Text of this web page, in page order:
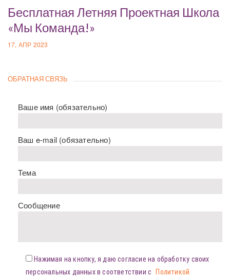
Бесплатная Летняя Проектная Школа
«Мы Команда!»
17, АПР 2023
ОБРАТНАЯ СВЯЗЬ
Ваше имя (обязательно)
Ваш e-mail (обязательно)
Тема
Сообщение
Нажимая на кнопку, я даю согласие на обработку своих
персональных данных в соответствии с
Политикой